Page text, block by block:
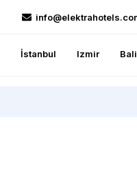
İstanbul Izmir